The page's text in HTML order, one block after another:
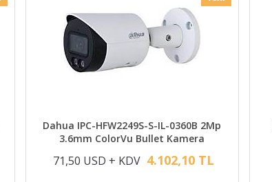
Dahua IPC-HFW2249S-S-IL-0360B 2Mp
3.6mm ColorVu Bullet Kamera
71,50 USD + KDV 4.102,10 TL